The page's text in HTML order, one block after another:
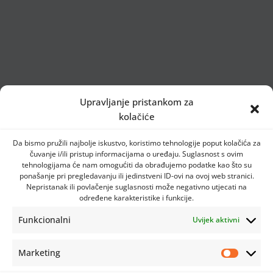
Upravljanje pristankom za
kolačiće
Da bismo pružili najbolje iskustvo, koristimo tehnologije poput kolačića za
čuvanje i/ili pristup informacijama o uređaju. Suglasnost s ovim
tehnologijama će nam omogućiti da obrađujemo podatke kao što su
ponašanje pri pregledavanju ili jedinstveni ID-ovi na ovoj web stranici.
Nepristanak ili povlačenje suglasnosti može negativno utjecati na
određene karakteristike i funkcije.
Funkcionalni Uvijek aktivni
Marketing